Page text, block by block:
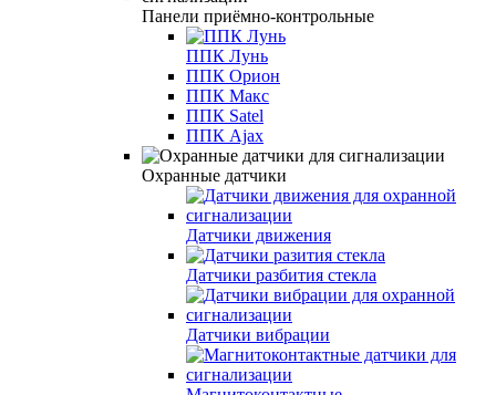
Панели приёмно-контрольные
ППК Лунь
ППК Орион
ППК Макс
ППК Satel
ППК Ajax
Охранные датчики
Датчики движения
Датчики разбития стекла
Датчики вибрации